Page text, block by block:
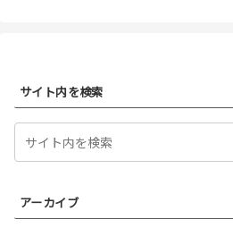
サイト内を検索
アーカイブ